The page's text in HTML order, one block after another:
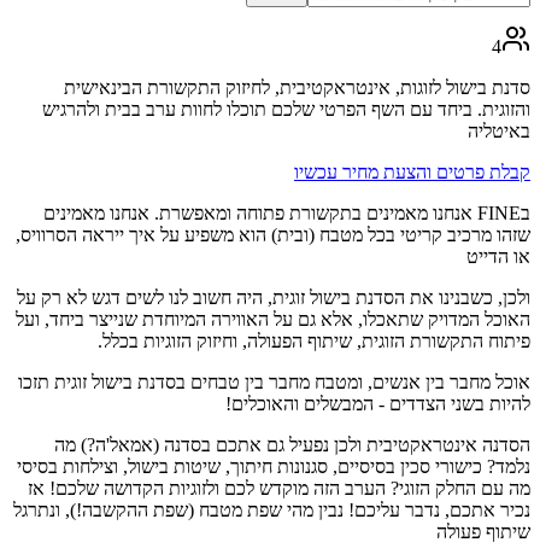
4
סדנת בישול לזוגות, אינטראקטיבית, לחיזוק התקשורת הבינאישית
והזוגית. ביחד עם השף הפרטי שלכם תוכלו לחוות ערב בבית ולהרגיש
באיטליה
קבלת פרטים והצעת מחיר עכשיו
בFINE אנחנו מאמינים בתקשורת פתוחה ומאפשרת. אנחנו מאמינים
שזהו מרכיב קריטי בכל מטבח (ובית) הוא משפיע על איך ייראה הסרוויס,
או הדייט
ולכן, כשבנינו את הסדנת בישול זוגית, היה חשוב לנו לשים דגש לא רק על
האוכל המדויק שתאכלו, אלא גם על האווירה המיוחדת שנייצר ביחד, ועל
פיתוח התקשורת הזוגית, שיתוף הפעולה, וחיזוק הזוגיות בכלל.
אוכל מחבר בין אנשים, ומטבח מחבר בין טבחים בסדנת בישול זוגית תזכו
להיות בשני הצדדים - המבשלים והאוכלים!
הסדנה אינטראקטיבית ולכן נפעיל גם אתכם בסדנה (אמאל'ה?) מה
נלמד? כישורי סכין בסיסיים, סגנונות חיתוך, שיטות בישול, וצילחות בסיסי
מה עם החלק הזוגי? הערב הזה מוקדש לכם ולזוגיות הקדושה שלכם! אז
נכיר אתכם, נדבר עליכם! נבין מהי שפת מטבח (שפת ההקשבה!), ונתרגל
שיתוף פעולה